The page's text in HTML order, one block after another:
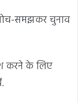
समझकर चुनाव
करने के लिए